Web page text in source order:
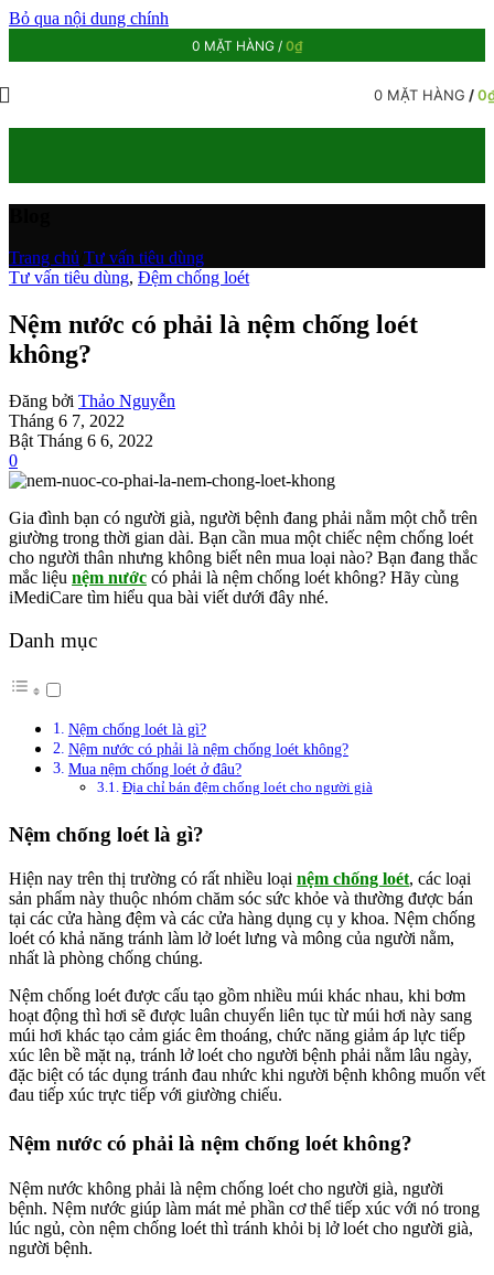
Bỏ qua nội dung chính
0 MẶT HÀNG / 0₫
0 MẶT HÀNG /0
Trang chủ Tư vấn tiêu dùng
Tư vấn tiêu dùng, Đệm chống loét
Nệm nước có phải là nệm chống loét
không?
Đăng bởi Thảo Nguyễn
Tháng 6 7, 2022
Bật Tháng 6 6, 2022
0
Gia đình bạn có người già, người bệnh đang phải nằm một chỗ trên
giường trong thời gian dài. Bạn cần mua một chiếc nệm chống loét
cho người thân nhưng không biết nên mua loại nào? Bạn đang thắc
mắc liệu nệm nước có phải là nệm chống loét không? Hãy cùng
iMediCare tìm hiểu qua bài viết dưới đây nhé.
Danh mục
Nệm chống loét là gì?
Nệm nước có phải là nệm chống loét không?
Mua nệm chống loét ở đâu?
Địa chỉ bán đệm chống loét cho người già
Nệm chống loét là gì?
Hiện nay trên thị trường có rất nhiều loại nệm chống loét, các loại
sản phẩm này thuộc nhóm chăm sóc sức khỏe và thường được bán
tại các cửa hàng đệm và các cửa hàng dụng cụ y khoa. Nệm chống
loét có khả năng tránh làm lở loét lưng và mông của người nằm,
nhất là phòng chống chúng.
Nệm chống loét được cấu tạo gồm nhiều múi khác nhau, khi bơm
hoạt động thì hơi sẽ được luân chuyển liên tục từ múi hơi này sang
múi hơi khác tạo cảm giác êm thoáng, chức năng giảm áp lực tiếp
xúc lên bề mặt nạ, tránh lở loét cho người bệnh phải nằm lâu ngày,
đặc biệt có tác dụng tránh đau nhức khi người bệnh không muốn vết
đau tiếp xúc trực tiếp với giường chiếu.
Nệm nước có phải là nệm chống loét không?
Nệm nước không phải là nệm chống loét cho người già, người
bệnh. Nệm nước giúp làm mát mẻ phần cơ thể tiếp xúc với nó trong
lúc ngủ, còn nệm chống loét thì tránh khỏi bị lở loét cho người già,
người bệnh.